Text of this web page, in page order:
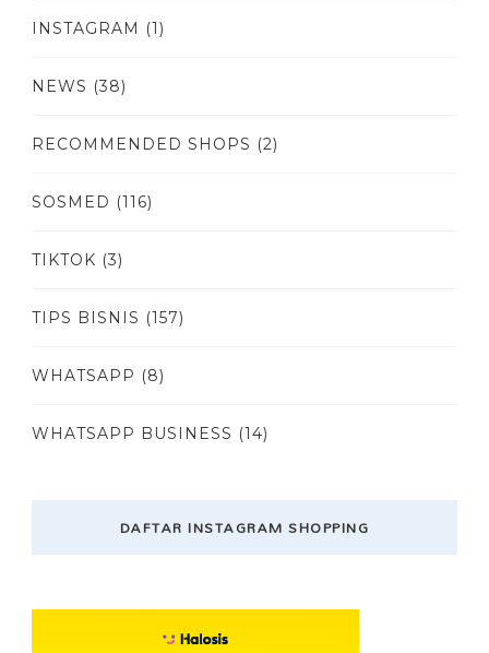
INSTAGRAM (1)
NEWS (38)
RECOMMENDED SHOPS (2)
SOSMED (116)
TIKTOK (3)
TIPS BISNIS (157)
WHATSAPP (8)
WHATSAPP BUSINESS (14)
DAFTAR INSTAGRAM SHOPPING